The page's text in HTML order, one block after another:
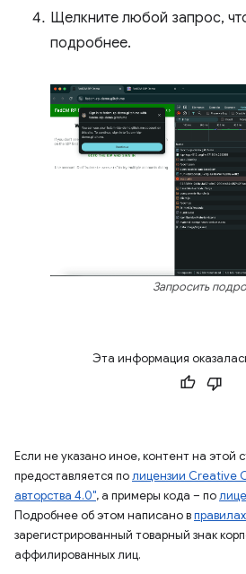
Щелкните любой запрос,
подробнее.
Запросить
Эта информация
Если не указано иное, контент на этой
предоставляется полицензии Creative
авторства 4.0", а примеры кода – по
Подробнее об этом написано в
зарегистрированный товарный знак
аффилированных лиц.